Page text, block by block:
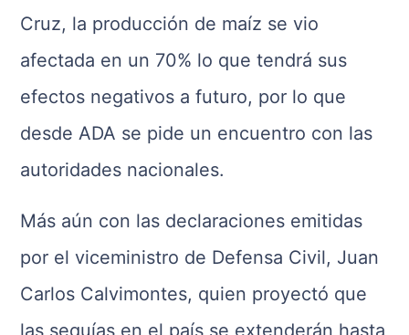
Cruz, la producción de maíz se vio
afectada en un 70% lo que tendrá sus
efectos negativos a futuro, por lo que
desde ADA se pide un encuentro con las
autoridades nacionales.
Más aún con las declaraciones emitidas
por el viceministro de Defensa Civil, Juan
Carlos Calvimontes, quien proyectó que